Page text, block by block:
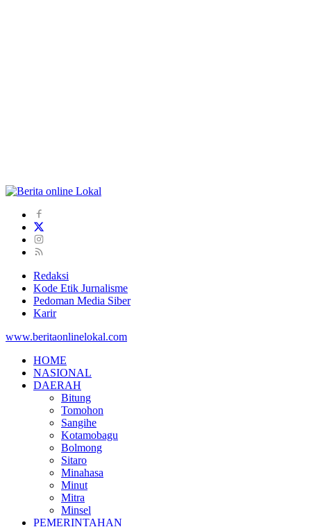
Redaksi
Kode Etik Jurnalisme
Pedoman Media Siber
Karir
www.beritaonlinelokal.com
HOME
NASIONAL
DAERAH
Bitung
Tomohon
Sangihe
Kotamobagu
Bolmong
Sitaro
Minahasa
Minut
Mitra
Minsel
PEMERINTAHAN